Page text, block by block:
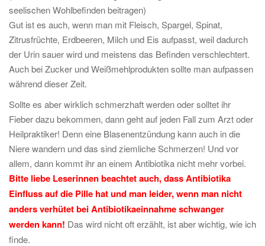
seelischen Wohlbefinden beitragen)
Gut ist es auch, wenn man mit Fleisch, Spargel, Spinat,
Zitrusfrüchte, Erdbeeren, Milch und Eis aufpasst, weil dadurch
der Urin sauer wird und meistens das Befinden verschlechtert.
Auch bei Zucker und Weißmehlprodukten sollte man aufpassen
während dieser Zeit.
Sollte es aber wirklich schmerzhaft werden oder solltet ihr
Fieber dazu bekommen, dann geht auf jeden Fall zum Arzt oder
Heilpraktiker! Denn eine Blasenentzündung kann auch in die
Niere wandern und das sind ziemliche Schmerzen! Und vor
allem, dann kommt ihr an einem Antibiotika nicht mehr vorbei.
Bitte liebe Leserinnen beachtet auch, dass Antibiotika
Einfluss auf die Pille hat und man leider, wenn man nicht
anders verhütet bei Antibiotikaeinnahme schwanger
werden kann! Das wird nicht oft erzählt, ist aber wichtig, wie ich
finde.